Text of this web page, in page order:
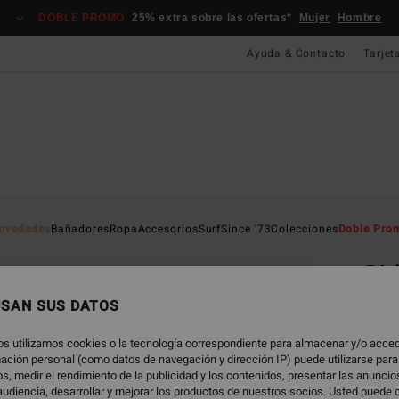
DOBLE PROMO 25% extra sobre las ofertas* Mujer Hombre
Ayuda & Contacto
BañadoresRopaAccesoriosSurfSince '73ColeccionesDoble
5.0
ECO-
SUS DATOS
utilizamos cookies o la tecnología correspondiente para almacenar y/o
personal (como datos de navegación y dirección IP) puede utilizarse
medir el rendimiento de la publicidad y los contenidos, presentar las
desarrollar y mejorar los productos de nuestros socios. Usted puede